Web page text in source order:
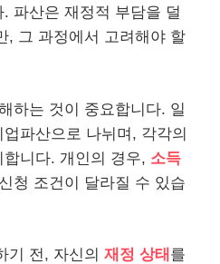
파산은 재정적 부담을 덜
, 그 과정에서 고려해야 할
하는 것이 중요합니다. 일
업파산으로 나뉘며, 각각의
합니다. 개인 의 경우, 소득
청 조건이 달라질 수 있습
기 전, 자신의 재정 상태 를